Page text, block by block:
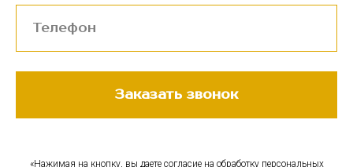
Заказать звонок
«Нажимая на кнопку, вы даете согласие на обработку персональных